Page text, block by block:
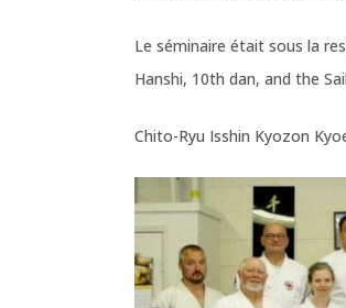
Le séminaire était sous la
Hanshi, 10th dan, and the
Chito-Ryu Isshin Kyozon